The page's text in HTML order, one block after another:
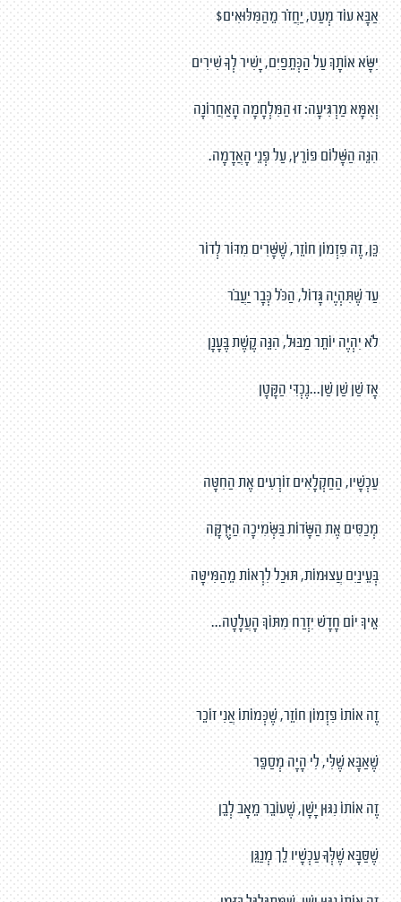
אַבָּא עוֹד מְעַט, יַחֲזֹר מֵהַמִּלּוּאִים$
יִשָּׂא אוֹתָךְ עַל הַכְּתֵפַיִם, יָשִׁיר לְךָ שִׁירִים
וְאִמָּא מַרְגִּיעָה: זוּ הַמִּלְחָמָה הָאַחֲרוֹנָה
הִנֵּה הַשָּׁלוֹם פּוֹרֵץ, עַל פְּנֵי הָאֲדָמָה.
כֵּן, זֶה פִּזְמוֹן חוֹזֵר, שֶׁשָּׁרִים מִדּוֹר לְדוֹר
עַד שֶׁתִּהְיֶה גָּדוֹל, הַכֹּל כְּבָר יַעֲבֹר
לֹא יִהְיֶה יוֹתֵר מַבּוּל, הִנֵּה קֶשֶׁת בֶּעָנָן
אָז שַׁן שַׁן שַׁן...נֶכְדִּי הַקָּטָן
עַכְשָׁיו, הַחַקְלָאִים זוֹרְעִים אֶת הַחִטָּה
מְכַסִּים אֶת הַשָּׂדוֹת בַּשְּׂמִיכָה הַיְּרֻקָּה
בְּעֵינַיִם עֲצוּמוֹת, תּוּכַל לִרְאוֹת מֵהַמִּיטָּה
אֵיךְ יוֹם חָדָשׁ יִזְרַח מִתּוֹךְ הָעֲלָטָה...
זֶה אוֹתוֹ פִּזְמוֹן חוֹזֵר, שֶׁכְּמוֹתוֹ אֲנִי זוֹכֵר
שֶׁאַבָּא שֶׁלִּי, לִי הָיָה מְסַפֵּר
זֶה אוֹתוֹ נִגּוּן יָשָׁן, שֶׁעוֹבֵר מֵאָב לְבֵן
שֶׁסַּבָּא שֶׁלְּךָ עַכְשָׁיו לֵך מְנַגֵּן